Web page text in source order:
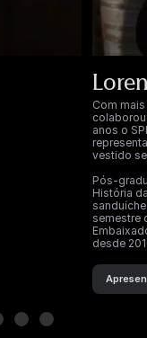
Com
anos o
vestido
Pós-
História
semestre
desde